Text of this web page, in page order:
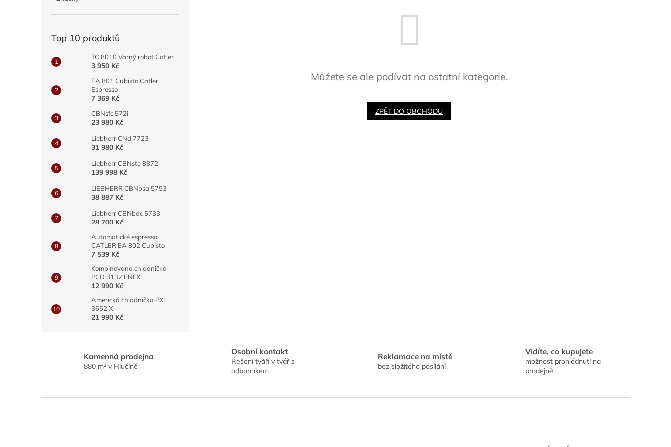
Top 10 produktů
TC 8010 Varný robot Catler
3 950 Kč
EA 801 Cubisto Catler
Espresso
7 369 Kč
CBNsfc 572i
23 980 Kč
Liebherr CNd 7723
31 980 Kč
Liebherr CBNste 8872
139 998 Kč
LIEBHERR CBNbsa 5753
38 887 Kč
Liebherr CBNbdc 5733
28 700 Kč
Automatické espresso
CATLER EA 802 Cubisto
7 539 Kč
Kombinovaná chladnička
PCD 3132 ENFX
12 990 Kč
Americká chladnička PXI
3652 X
21 990 Kč
Můžete se ale podívat na ostatní kategorie.
ZPĚT DO OBCHODU
Kamenná prodejna
880 m² v Hlučíně
Osobní kontakt
Řešení tváří v tvář s
odborníkem
Reklamace na místě
bez složitého posílání
Vidíte, co kupujete
možnost prohlédnutí na
prodejně